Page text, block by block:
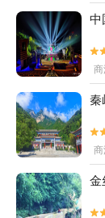
中
商
秦
商
金